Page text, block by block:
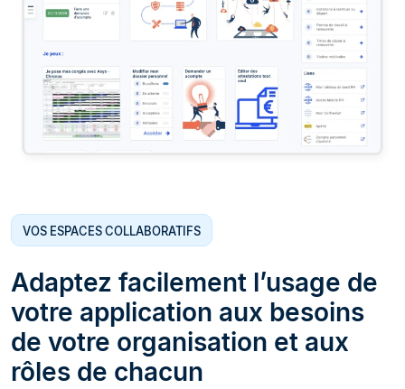
VOS ESPACES COLLABORATIFS
Adaptez facilement l’usage de
votre application aux besoins
de votre organisation et aux
rôles de chacun